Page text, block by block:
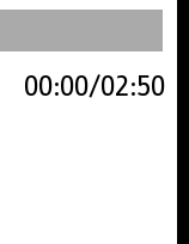
02:50
00:00